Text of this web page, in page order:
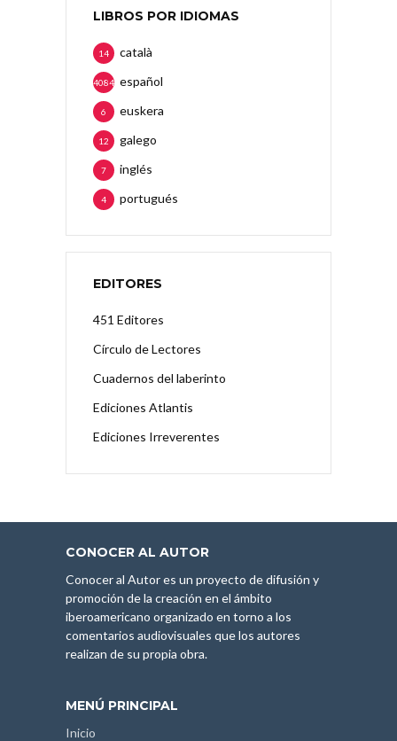
LIBROS POR IDIOMAS
català
14
español
4084
euskera
6
galego
12
inglés
7
portugués
4
EDITORES
451 Editores
Círculo de Lectores
Cuadernos del laberinto
Ediciones Atlantis
Ediciones Irreverentes
CONOCER AL AUTOR
Conocer al Autor es un proyecto de difusión y
promoción de la creación en el ámbito
iberoamericano organizado en torno a los
comentarios audiovisuales que los autores
realizan de su propia obra.
MENÚ PRINCIPAL
Inicio